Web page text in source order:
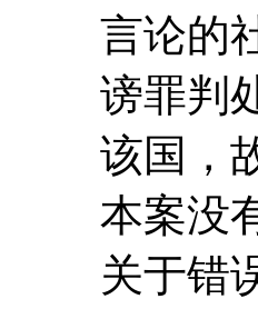
言论的
谤罪判
该国，
本案没
关于错